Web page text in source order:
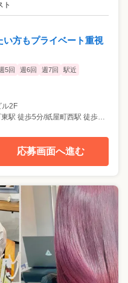
ト
い方もプライベート重視
5回 週6回 週7回 駅近
ル2F
本通駅 徒歩3分/袋町駅 徒歩4分/紙屋町東駅 徒歩5分/紙屋町西駅 徒歩7分
応募画面へ進む